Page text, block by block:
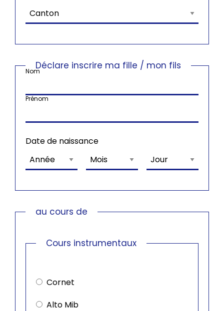
Déclare inscrire ma fille / mon fils
Nom
Prénom
Date de naissance
au cours de
Cours instrumentaux
instrumentaux
Cornet
Alto Mib